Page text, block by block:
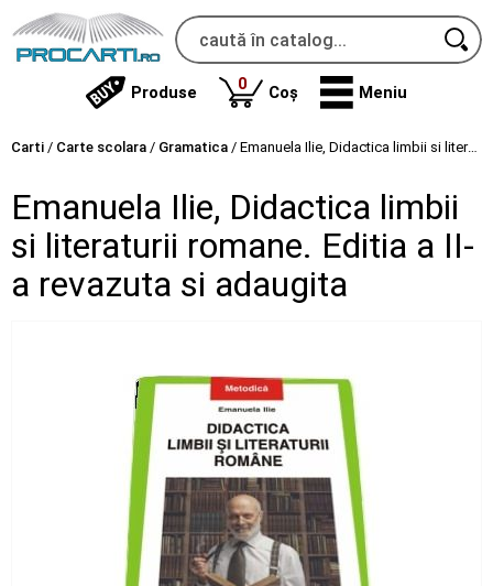
Produse 0produse
Coș Meniu
Carti / Carte scolara / Gramatica / Emanuela Ilie, Didactica limbii si literaturii romane. Editia a II-a revazuta si adaugita
Emanuela Ilie, Didactica limbii
si literaturii romane. Editia a II-
a revazuta si adaugita